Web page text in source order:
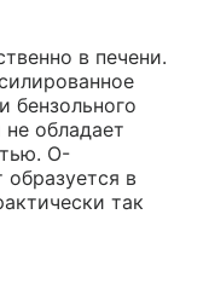
в печени.
бензольного
обладает
O-
в
так